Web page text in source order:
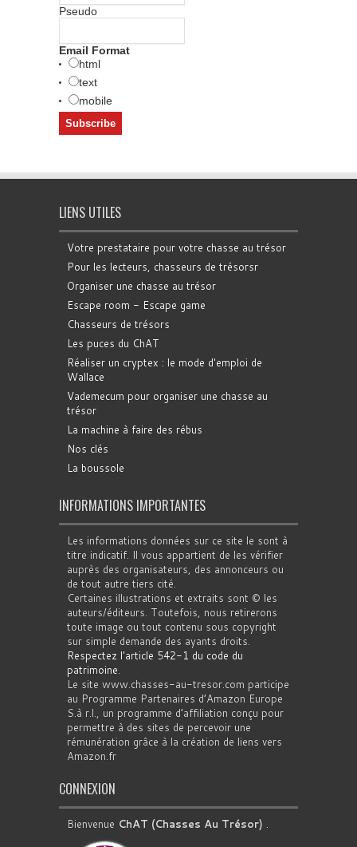
Pseudo
Email Format
html
text
mobile
LIENS UTILES
Votre prestataire pour votre chasse au trésor
Pour les lecteurs, chasseurs de trésorsr
Organiser une chasse au trésor
Escape room - Escape game
Chasseurs de trésors
Les puces du ChAT
Réaliser un cryptex : le mode d'emploi de
Wallace
Vademecum pour organiser une chasse au
trésor
La machine à faire des rébus
Nos clés
La boussole
INFORMATIONS IMPORTANTES
Les informations données sur ce site le sont à
titre indicatif. Il vous appartient de les vérifier
auprès des organisateurs, des annonceurs ou
de tout autre tiers cité.
Certaines illustrations et extraits sont © les
auteurs/éditeurs. Toutefois, nous retirerons
toute image ou tout contenu sous copyright
sur simple demande des ayants droits.
Respectez l'article 542-1 du code du
patrimoine.
Le site www.chasses-au-tresor.com participe
au Programme Partenaires d’Amazon Europe
S.à r.l., un programme d’affiliation conçu pour
permettre à des sites de percevoir une
rémunération grâce à la création de liens vers
Amazon.fr
CONNEXION
Bienvenue ChAT (Chasses Au Trésor) .